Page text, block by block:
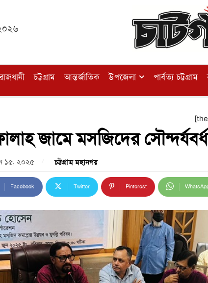
চট্টগ্রাম আন্তর্জাতিক উপজেলা পার্বত্য চট্টগ্রাম
জামে মসজিদের
১৫, ২০২৫ চট্টগ্রাম মহানগর
Facebook Twitter Pinterest